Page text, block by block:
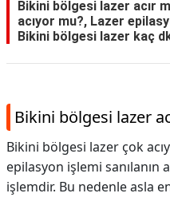
Bikini bölgesi lazer acır
acıyor mu?, Lazer
Bikini bölgesi lazer kaç
Bikini bölgesi lazer
Bikini bölgesi lazer çok
epilasyon işlemi sanılanın
işlemdir. Bu nedenle asla